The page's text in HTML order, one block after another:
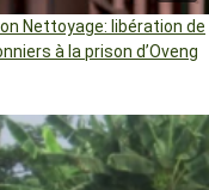
Nettoyage: libération de
à la prison d’Oveng